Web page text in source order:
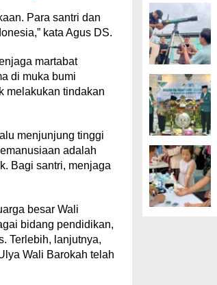
Para santri dan
kata Agus DS.
martabat
di muka bumi
melakukan tindakan
menjunjung tinggi
adalah
Bagi santri, menjaga
besar Wali
bidang pendidikan,
Terlebih, lanjutnya,
Wali Barokah telah